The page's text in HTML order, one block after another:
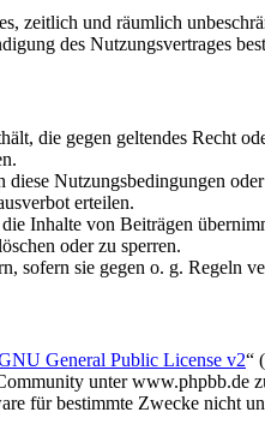
zeitlich und räumlich
des Nutzungsvertrages
die gegen geltendes Recht
diese Nutzungsbedingungen
erteilen.
Inhalte von Beiträgen
oder zu sperren.
sofern sie gegen o. g. Regeln
General Public License v2“
unter
für bestimmte Zwecke nicht